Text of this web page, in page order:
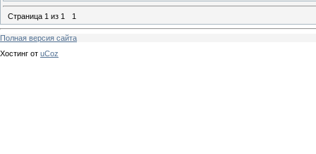
Страница 1 из 1 1
Полная версия сайта
Хостинг от uCoz